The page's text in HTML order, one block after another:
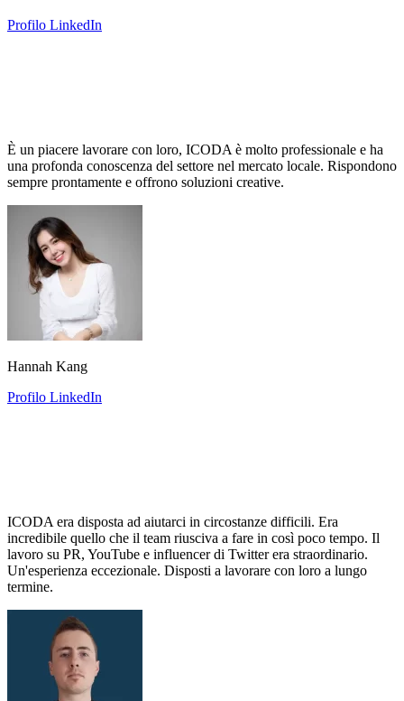
Profilo LinkedIn
È un piacere lavorare con loro, ICODA è molto professionale e ha
una profonda conoscenza del settore nel mercato locale. Rispondono
sempre prontamente e offrono soluzioni creative.
Hannah Kang
Profilo LinkedIn
ICODA era disposta ad aiutarci in circostanze difficili. Era
incredibile quello che il team riusciva a fare in così poco tempo. Il
lavoro su PR, YouTube e influencer di Twitter era straordinario.
Un'esperienza eccezionale. Disposti a lavorare con loro a lungo
termine.